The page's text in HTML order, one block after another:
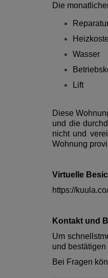
Die
Wasser
Lift
Diese
und die
nicht und
Wohnung
Virtuelle
https://
Kontakt und
Um
und
Bei Fragen